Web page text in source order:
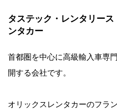
タステック・レンタリー
ンタカー
首都圏を中心に高級輸入車専
開する会社です。
オリックスレンタカーのフラ